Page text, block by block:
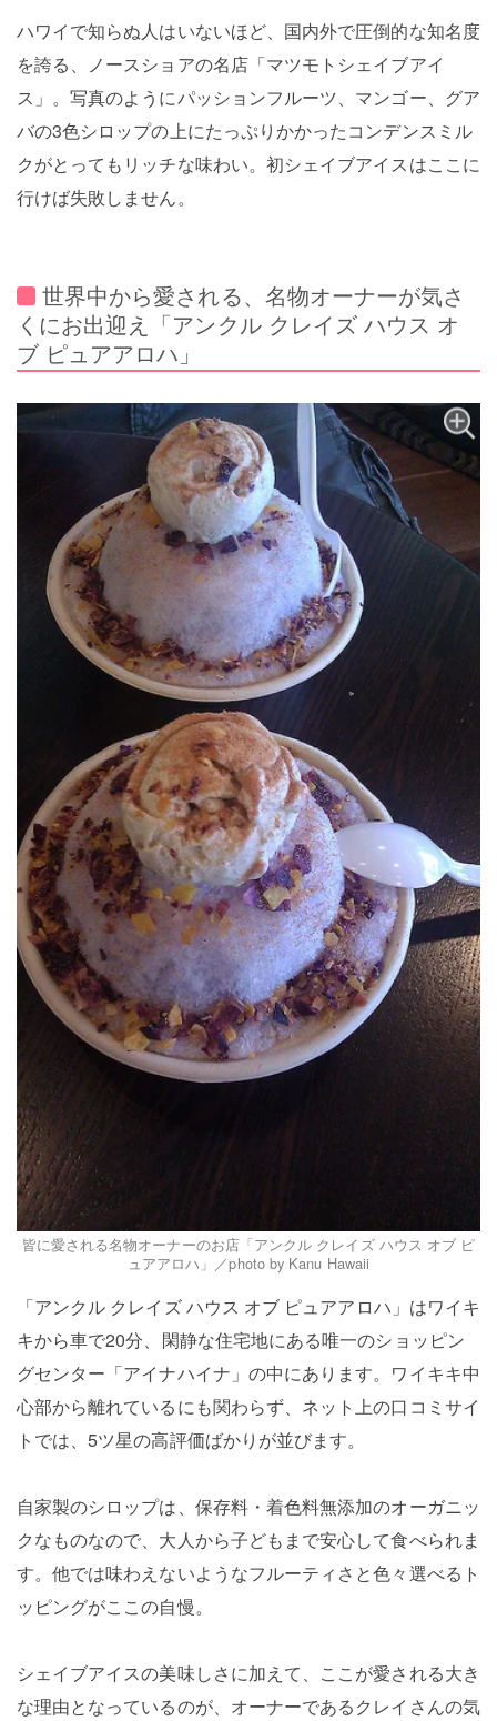
ハワイで知らぬ人はいないほど、国内外で圧倒的な知名度
を誇る、ノースショアの名店「マツモトシェイブアイ
ス」。写真のようにパッションフルーツ、マンゴー、グア
バの3色シロップの上にたっぷりかかったコンデンスミル
クがとってもリッチな味わい。初シェイブアイスはここに
行けば失敗しません。
世界中から愛される、名物オーナーが気さ
くにお出迎え「アンクル クレイズ ハウス オ
ブ ピュアアロハ」
皆に愛される名物オーナーのお店「アンクル クレイズ ハウス オブ ピ
ュアアロハ」／photo by Kanu Hawaii
「アンクル クレイズ ハウス オブ ピュアアロハ」はワイキ
キから車で20分、閑静な住宅地にある唯一のショッピン
グセンター「アイナハイナ」の中にあります。ワイキキ中
心部から離れているにも関わらず、ネット上の口コミサイ
トでは、5ツ星の高評価ばかりが並びます。
自家製のシロップは、保存料・着色料無添加のオーガニッ
クなものなので、大人から子どもまで安心して食べられま
す。他では味わえないようなフルーティさと色々選べるト
ッピングがここの自慢。
シェイブアイスの美味しさに加えて、ここが愛される大き
な理由となっているのが、オーナーであるクレイさんの気